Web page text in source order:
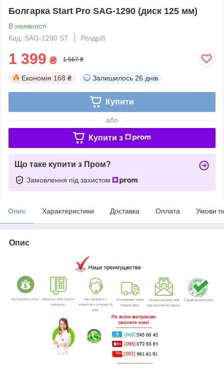
Болгарка Start Pro SAG-1290 (диск 125 мм)
В наявності
Код: SAG-1290 ST
Роздріб
1 399 ₴ 1 567 ₴
Економія 168 ₴ Залишилось 26 днів
Купити
або
Купити з
Що таке купити з Пром?
Замовлення під захистом
Опис Характеристики Доставка Оплата Умови
Опис